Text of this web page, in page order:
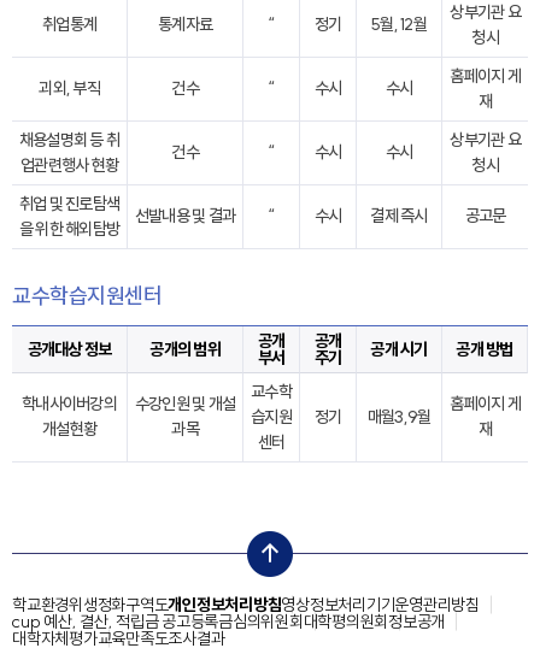
취업통계 통계자료 “ 정기 5월, 12월
상부기관 요
청시
괴외, 부직 건수 “ 수시 수시
홈페이지 게
재
채용설명회 등 취
업관련행사 현황
건수 “ 수시 수시
상부기관 요
청시
취업 및 진로탐색
을 위한 해외탐방
선발내용 및 결과 “ 수시 결제 즉시 공고문
교수학습지원센터
공개대상 정보 공개의 범위 공개
부서
공개
주기 공개 시기 공개 방법
학내사이버강의
개설현황
수강인원 및 개설
과목
교수학
습지원
센터
정기 매월3,9월
홈페이지 게
재
top
학교환경위생정화구역도개인정보처리방침영상정보처리기기운영관리방침
cup 예산, 결산, 적립금 공고등록금심의위원회대학평의원회정보공개
대학자체평가교육만족도조사결과